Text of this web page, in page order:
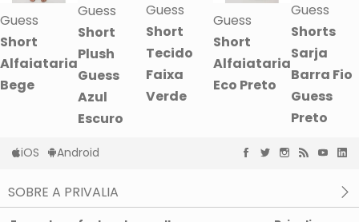
Guess
Short
Alfaiataria
Bege
Guess
Short
Plush
Guess
Azul
Escuro
Guess
Short
Tecido
Faixa
Verde
Guess
Short
Alfaiataria
Eco Preto
Guess
Shorts
Sarja
Barra Fio
Guess
Preto
iOS Android
SOBRE A PRIVALIA